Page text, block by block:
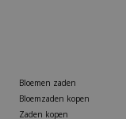
Bloemen zaden
Bloemzaden kopen
Zaden kopen